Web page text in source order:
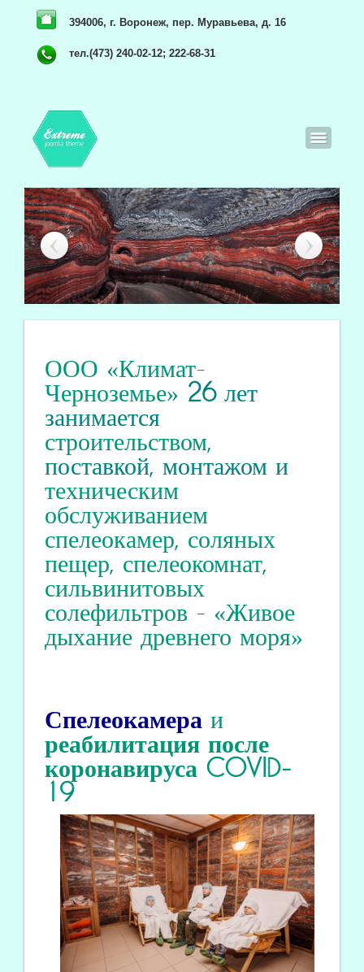
394006, г. Воронеж, пер. Муравьева, д. 16
тел.(473) 240-02-12; 222-68-31
ООО «Климат-
Черноземье» 26лет
занимается
строительством,
поставкой, монтажом и
техническим
обслуживанием
спелеокамер, соляных
пещер, спелеокомнат,
сильвинитовых
солефильтров - «Живое
дыхание древнего моря»
Спелеокамера и
реабилитацияпосле
коронавируса COVID-
19